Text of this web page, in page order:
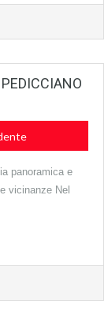
panoramica e
vicinanze Nel